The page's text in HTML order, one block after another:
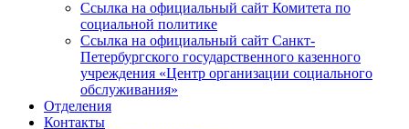
Ссылка на официальный сайт Комитета по
социальной политике
Ссылка на официальный сайт Санкт-
Петербургского государственного казенного
учреждения «Центр организации социального
обслуживания»
Отделения
Контакты